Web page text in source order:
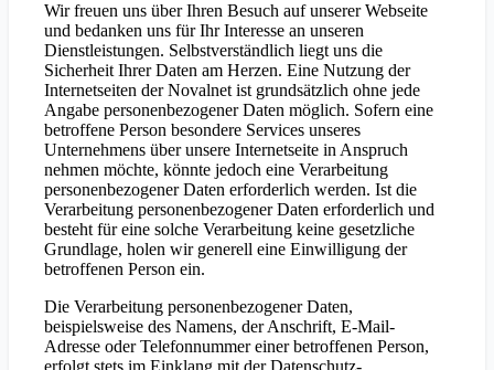
Wir freuen uns über Ihren Besuch auf unserer Webseite
und bedanken uns für Ihr Interesse an unseren
Dienstleistungen. Selbstverständlich liegt uns die
Sicherheit Ihrer Daten am Herzen. Eine Nutzung der
Internetseiten der Novalnet ist grundsätzlich ohne jede
Angabe personenbezogener Daten möglich. Sofern eine
betroffene Person besondere Services unseres
Unternehmens über unsere Internetseite in Anspruch
nehmen möchte, könnte jedoch eine Verarbeitung
personenbezogener Daten erforderlich werden. Ist die
Verarbeitung personenbezogener Daten erforderlich und
besteht für eine solche Verarbeitung keine gesetzliche
Grundlage, holen wir generell eine Einwilligung der
betroffenen Person ein.
Die Verarbeitung personenbezogener Daten,
beispielsweise des Namens, der Anschrift, E-Mail-
Adresse oder Telefonnummer einer betroffenen Person,
erfolgt stets im Einklang mit der Datenschutz-